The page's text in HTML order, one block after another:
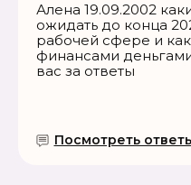
Алена 19.09.2002
ожидать до конца
рабочей сфере и как
финансами
вас за ответы
Посмотреть